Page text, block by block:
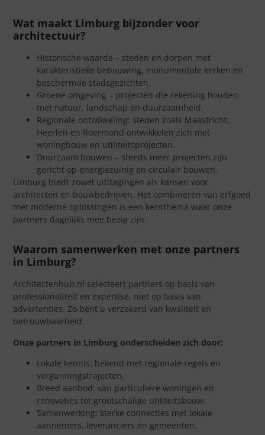
Wat maakt Limburg bijzonder voor
architectuur?
Historische waarde – steden en dorpen met
karakteristieke bebouwing, monumentale kerken en
beschermde stadsgezichten.
Groene omgeving – projecten die rekening houden
met natuur, landschap en duurzaamheid.
Regionale ontwikkeling: steden zoals Maastricht,
Heerlen en Roermond ontwikkelen zich met
woningbouw en utiliteitsprojecten.
Duurzaam bouwen – steeds meer projecten zijn
gericht op energiezuinig en circulair bouwen.
Limburg biedt zowel uitdagingen als kansen voor
architecten en bouwbedrijven. Het combineren van erfgoed
met moderne oplossingen is een kernthema waar onze
partners dagelijks mee bezig zijn.
Waarom samenwerken met onze partners
in Limburg?
Architectenhub.nl selecteert partners op basis van
professionaliteit en expertise, niet op basis van
advertenties. Zo bent u verzekerd van kwaliteit en
betrouwbaarheid.
Onze partners in Limburg onderscheiden zich door:
Lokale kennis: bekend met regionale regels en
vergunningstrajecten.
Breed aanbod: van particuliere woningen en
renovaties tot grootschalige utiliteitsbouw.
Samenwerking: sterke connecties met lokale
aannemers, leveranciers en gemeenten.